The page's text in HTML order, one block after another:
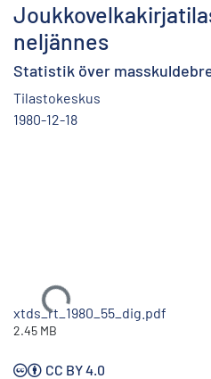
neljännes
Statistik över
Tilastokeskus
1980-12-18
Ladataan...
xtds_rt_1980_55_dig.pdf
2.45 MB
CC BY 4.0